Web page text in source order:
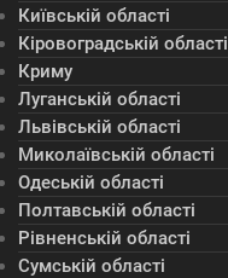
Київській області
Кіровоградській області
Криму
Луганській області
Львівській області
Миколаївській області
Одеській області
Полтавській області
Рівненській області
Сумській області